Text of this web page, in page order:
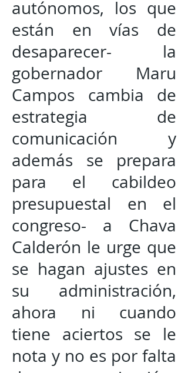
autónomos, los que
están en vías de
desaparecer- la
gobernador Maru
Campos cambia de
estrategia de
comunicación y
además se prepara
para el cabildeo
presupuestal en el
congreso- a Chava
Calderón le urge que
se hagan ajustes en
su administración,
ahora ni cuando
tiene aciertos se le
nota y no es por falta